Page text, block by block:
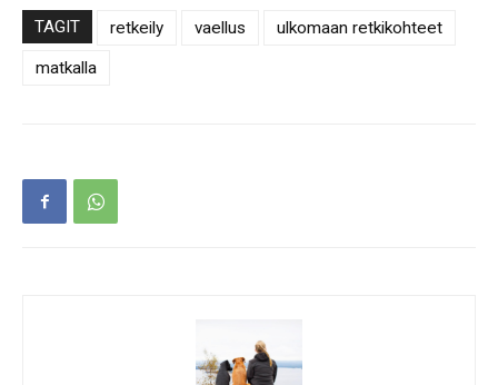
TAGIT retkeily vaellus
ulkomaan retkikohteet
matkalla